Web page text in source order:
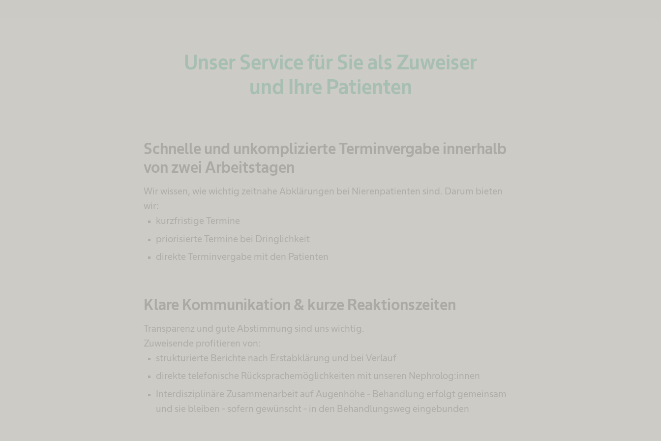
Unser Service für Sie als Zuweiser
und Ihre Patienten
Schnelle und unkomplizierte Terminvergabe innerhalb
von zwei Arbeitstagen
Wir wissen, wie wichtig zeitnahe Abklärungen bei Nierenpatienten sind. Darum bieten
wir:
kurzfristige Termine
priorisierte Termine bei Dringlichkeit
direkte Terminvergabe mit den Patienten
Klare Kommunikation & kurze Reaktionszeiten
Transparenz und gute Abstimmung sind uns wichtig.
Zuweisende profitieren von:
strukturierte Berichte nach Erstabklärung und bei Verlauf
direkte telefonische Rücksprachemöglichkeiten mit unseren Nephrolog:innen
Interdisziplinäre Zusammenarbeit auf Augenhöhe - Behandlung erfolgt gemeinsam
und sie bleiben - sofern gewünscht - in den Behandlungsweg eingebunden